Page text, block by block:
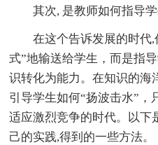
其次, 是教师如何指导
在这个告诉发展的时代
式”地输送给学生，而是指
识转化为能力。在知识的海
引导学生如何“扬波击水”，
适应激烈竞争的时代。以下
己的实践,得到的一些方法。